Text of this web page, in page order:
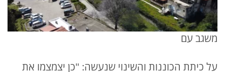
משגב עם
על כיתת הכוננות והשינוי שנעשה: "כן יצמצמו את